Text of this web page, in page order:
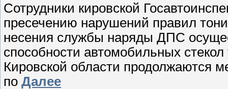
Сотрудники кировской
пресечению нарушений правил
несения службы наряды ДПС
способности автомобильных
Кировской области продолжаются
по Далее